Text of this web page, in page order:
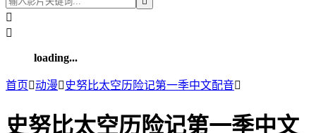


loading...
首页动漫 史努比太空历险记第一季中文配音
史努比太空历险记第一季中文